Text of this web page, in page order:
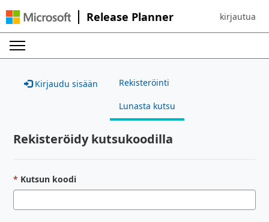
Release Planner Sign in to
kirjautua
Kirjaudu sisään Rekisteröinti
Lunasta kutsu
Rekisteröidy kutsukoodilla
Kutsun koodi